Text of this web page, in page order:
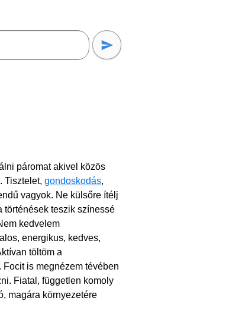
páromat akivel közös
Tisztelet, gondoskodás,
vagyok. Ne külsőre ítélj
történések teszik színessé
kedvelem
energikus, kedves,
töltöm a
is megnézem tévében
Fiatal, független komoly
magára környezetére